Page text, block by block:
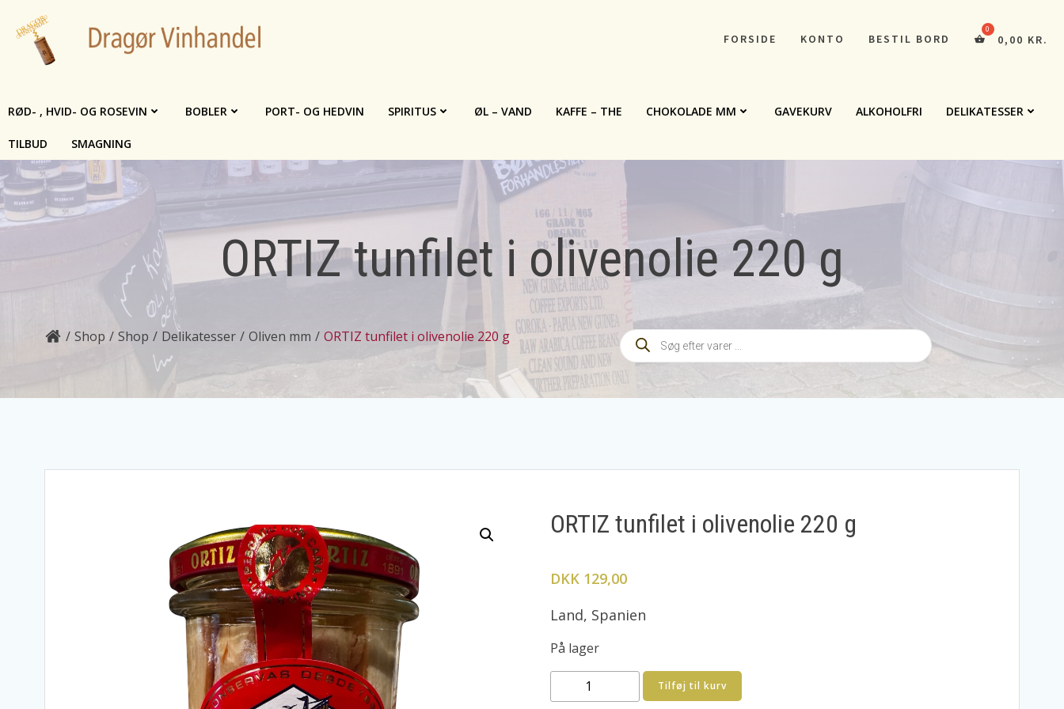
indhold
FORSIDE KONTO BESTIL BORD 0,00 KR.
RØD- , HVID- OG ROSEVIN BOBLER PORT- OG HEDVIN SPIRITUS ØL – VAND KAFFE – THE CHOKOLADE MM GAVEKURV ALKOHOLFRI DELIKATESSER
TILBUD SMAGNING
ORTIZ tunfilet i olivenolie 220 g
Shop Shop Delikatesser Oliven mm ORTIZ tunfilet i olivenolie 220 g Products
search
ORTIZ tunfilet i olivenolie 220 g
DKK 129,00
Land, Spanien
På lager
ORTIZ
tunfilet
Tilføj til kurv